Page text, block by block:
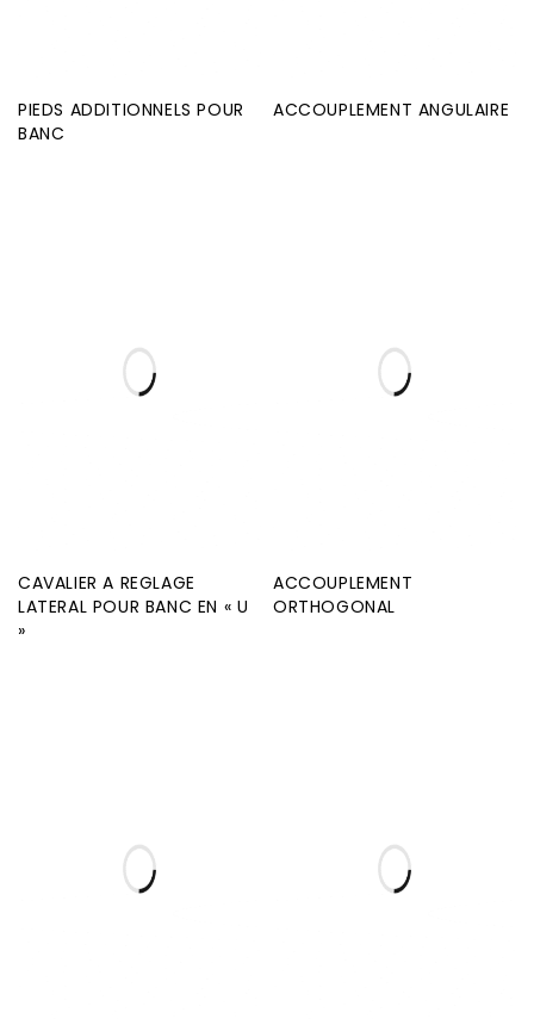
PIEDS ADDITIONNELS POUR
BANC
ACCOUPLEMENT ANGULAIRE
CAVALIER A REGLAGE
LATERAL POUR BANC EN « U
»
ACCOUPLEMENT
ORTHOGONAL